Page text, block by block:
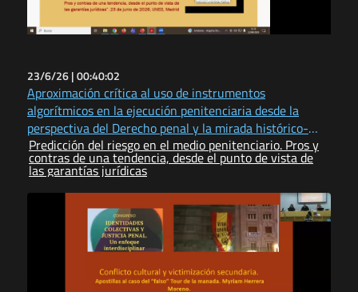
23/6/26 |00:40:02
Aproximación crítica al uso de instrumentos
algorítmicos en la ejecución penitenciaria desde la
perspectiva del Derecho penal y la mirada histórico-
genealógica
Predicción del riesgo en el medio penitenciario. Pros y
contras de una tendencia, desde el punto de vista de
las garantías jurídicas